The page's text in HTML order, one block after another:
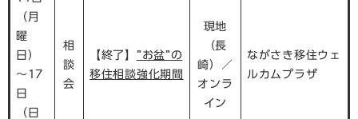
（月
曜
日）
～17
日
（日
相
談
会
【終了】 ”お盆”の
移住相談強化期間
現地
（長
崎）／
オンラ
イン
ながさき移住ウェ
ルカムプラザ